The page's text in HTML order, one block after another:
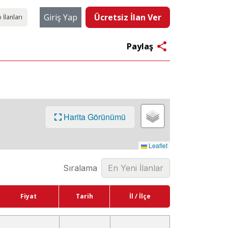
İlanları Giriş Yap Ücretsiz İlan Ver
Paylaş share
Harita Görünümü
Leaflet
Sıralama
Fiyat Tarih İl / İlçe